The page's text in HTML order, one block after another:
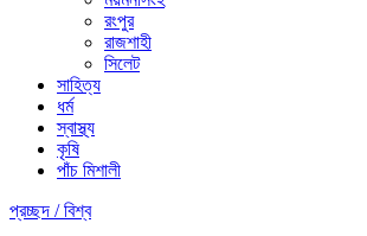
রংপুর
রাজশাহী
সিলেট
সাহিত্য
ধর্ম
স্বাস্থ্য
কৃষি
পাঁচ মিশালী
প্রচ্ছদ /বিশ্ব